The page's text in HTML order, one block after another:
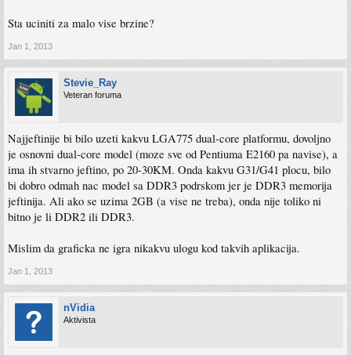
Sta uciniti za malo vise brzine?
Jan 1, 2013
Stevie_Ray
Veteran foruma
Najjeftinije bi bilo uzeti kakvu LGA775 dual-core platformu, dovoljno
je osnovni dual-core model (moze sve od Pentiuma E2160 pa navise), a
ima ih stvarno jeftino, po 20-30KM. Onda kakvu G31/G41 plocu, bilo
bi dobro odmah nac model sa DDR3 podrskom jer je DDR3 memorija
jeftinija. Ali ako se uzima 2GB (a vise ne treba), onda nije toliko ni
bitno je li DDR2 ili DDR3.
Mislim da graficka ne igra nikakvu ulogu kod takvih aplikacija.
Jan 1, 2013
nVidia
Aktivista